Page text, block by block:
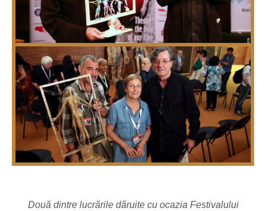
Două dintre lucrările dăruite cu ocazia Festivalului